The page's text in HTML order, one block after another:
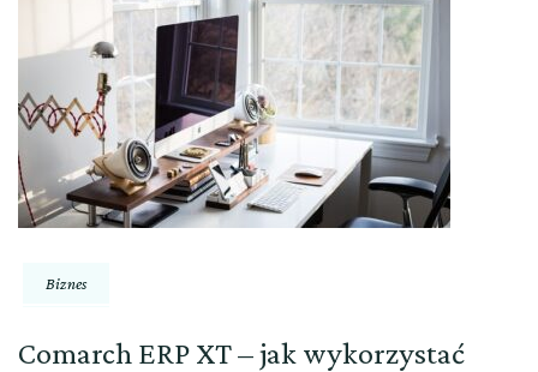
Biznes
Comarch ERP XT – jak wykorzystać